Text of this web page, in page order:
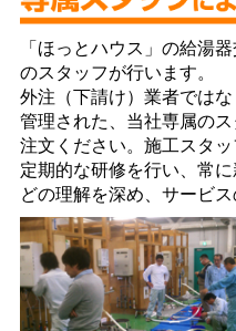
「ほっとハウス」の給湯
のスタッフが行います。
外注（下請け）業者では
管理された、当社専属の
注文ください。施工スタッ
定期的な研修を行い、常
どの理解を深め、サービ